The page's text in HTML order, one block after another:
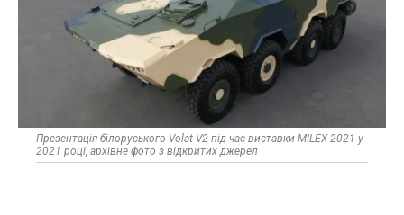
Презентація білоруського Volat-V2 під час виставки MILEX-2021 у
2021 році, архівне фото з відкритих джерел